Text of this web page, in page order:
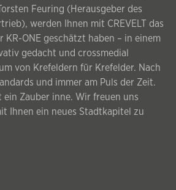
Feuring (Herausgeber des
werden Ihnen mit CREVELT das
KR-ONE geschätzt haben – in einem
gedacht und crossmedial
von Krefeldern für Krefelder. Nach
und immer am Puls der Zeit.
Zauber inne. Wir freuen uns
Ihnen ein neues Stadtkapitel zu